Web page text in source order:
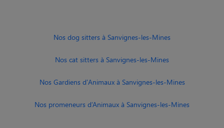
Nos dog sitters à Sanvignes-les-Mines
Nos cat sitters à Sanvignes-les-Mines
Nos Gardiens d'Animaux à Sanvignes-les-Mines
Nos promeneurs d’Animaux à Sanvignes-les-Mines